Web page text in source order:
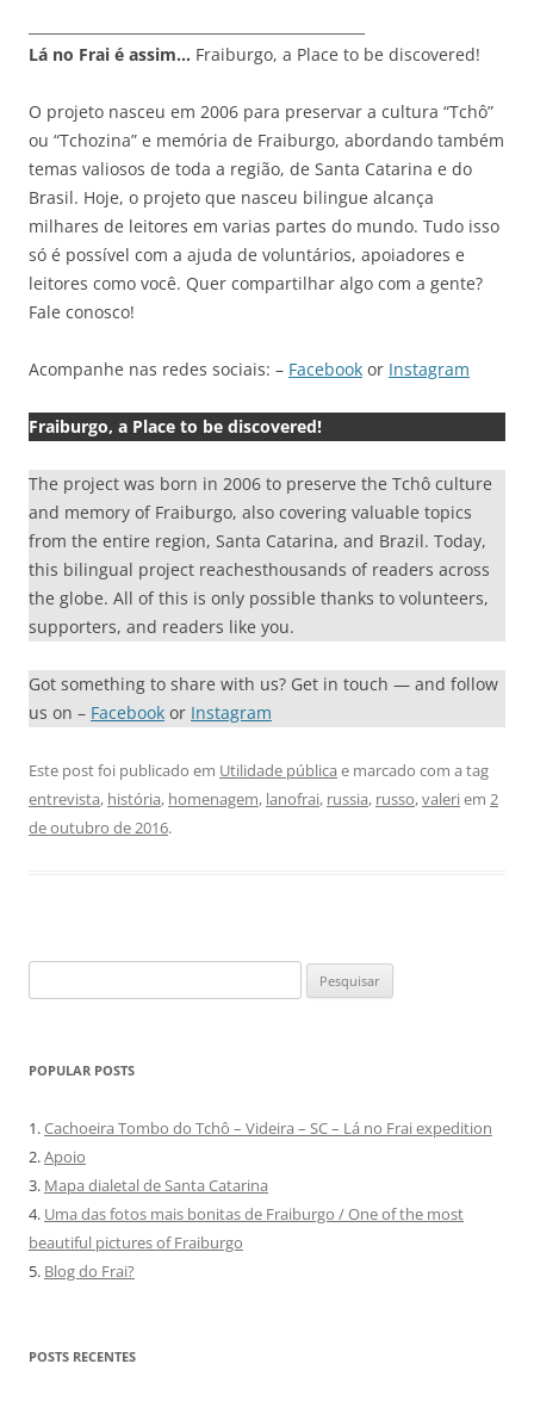
Lá no Frai é assim… Fraiburgo, a Place to be discovered!
O projeto nasceu em 2006 para preservar a cultura “Tchô”
ou “Tchozina” e memória de Fraiburgo, abordando também
temas valiosos de toda a região, de Santa Catarina e do
Brasil. Hoje, o projeto que nasceu bilingue alcança
milhares de leitores em varias partes do mundo. Tudo isso
só é possível com a ajuda de voluntários, apoiadores e
leitores como você. Quer compartilhar algo com a gente?
Fale conosco!
Acompanhe nas redes sociais: – Facebook or Instagram
Fraiburgo, a Place to be discovered!
The project was born in 2006 to preserve the Tchô culture
and memory of Fraiburgo, also covering valuable topics
from the entire region, Santa Catarina, and Brazil. Today,
this bilingual project reachesthousands of readers across
the globe. All of this is only possible thanks to volunteers,
supporters, and readers like you.
Got something to share with us? Get in touch — and follow
us on – Facebook or Instagram
Este post foi publicado em Utilidade pública e marcado com a tag
entrevista, história, homenagem, lanofrai, russia, russo,valeriem 2
de outubro de 2016.
por:
POPULAR POSTS
1.Cachoeira Tombo do Tchô – Videira – SC – Lá no Frai expedition
2.Apoio
3. Mapa dialetal de Santa Catarina
4. Uma das fotos mais bonitas de Fraiburgo / One of the most
beautiful pictures of Fraiburgo
5. Blog do Frai?
POSTS RECENTES